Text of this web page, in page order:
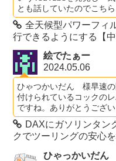
とも話していたのでこちら
全天候型パワーフィ
行できるようにする【中
絵でたぁー
2024.05.06
ひゃつかいだん 様早速の
付けられているコックの
ですね。ありがとうござい
DAXにガソリンタン
クでツーリングの安心
ひゃっかいだん